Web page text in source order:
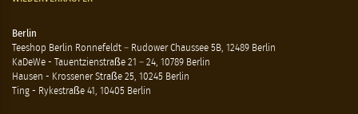
Berlin
Teeshop Berlin Ronnefeldt – Rudower Chaussee 5B, 12489 Berlin
KaDeWe - Tauentzienstraße 21 – 24, 10789 Berlin
Hausen - Krossener Straße 25, 10245 Berlin
Ting - Rykestraße 41, 10405 Berlin